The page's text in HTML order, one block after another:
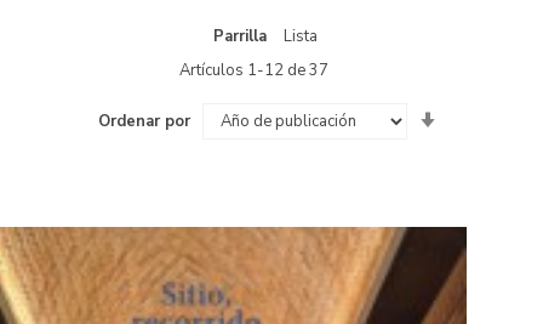
Ver
como
Parrilla
Lista
Artículos 1-12de37
Ordenar por